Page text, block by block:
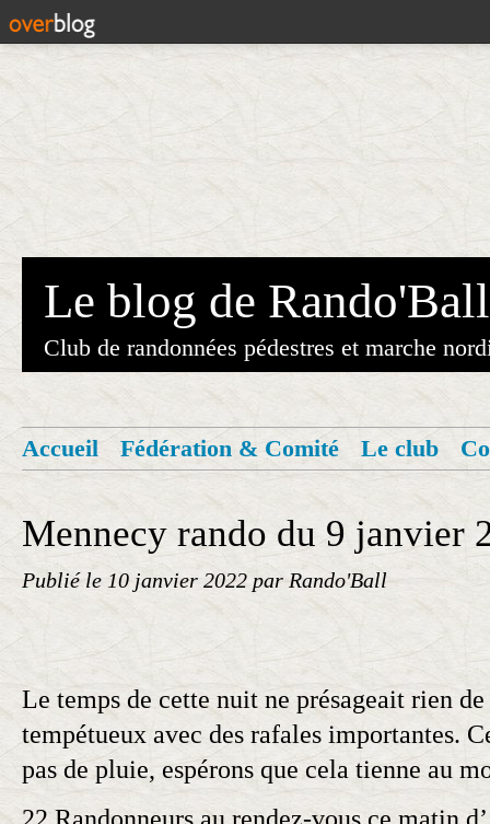
Le blog de Rando'Ball
Club de randonnées pédestres et marche
Accueil Fédération & Comité Le club
Mennecy rando du 9 janvier
Publié le 10 janvier 2022 par Rando'Ball
Le temps de cette nuit ne présageait rien
tempétueux avec des rafales importantes.
pas de pluie, espérons que cela tienne au